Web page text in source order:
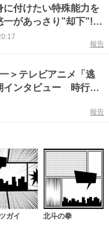
に付けたい特殊能力を
一があっさり”却下”!?
」
報告
＞テレビアニメ「逃
インタビュー 時行と
利尊氏
報告
ガイ 北斗の拳